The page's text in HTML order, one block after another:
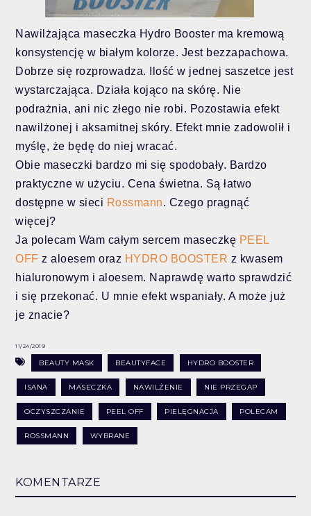
Nawilżająca maseczka Hydro Booster ma kremową
konsystencję w białym kolorze. Jest bezzapachowa.
Dobrze się rozprowadza. Ilość w jednej saszetce jest
wystarczająca. Działa kojąco na skórę. Nie
podrażnia, ani nic złego nie robi. Pozostawia efekt
nawilżonej i aksamitnej skóry. Efekt mnie zadowolił i
myślę, że będę do niej wracać.
Obie maseczki bardzo mi się spodobały. Bardzo
praktyczne w użyciu. Cena świetna. Są łatwo
dostępne w sieci Rossmann. Czego pragnąć
więcej?
Ja polecam Wam całym sercem maseczkę PEEL
OFF z aloesem oraz HYDRO BOOSTER z kwasem
hialuronowym i aloesem. Naprawdę warto sprawdzić
i się przekonać. U mnie efekt wspaniały. A może już
je znacie?
11/24/2019
BEAUTY MASK BEAUTYFACE HYDRO BOOSTER
ISANA MASECZKA NAWILŻENIE NIE PRZEGAP
OCZYSZCZANIE PEEL OFF PIELĘGNACJA POLECAM
ROSSMANN WYBRANE
KOMENTARZE